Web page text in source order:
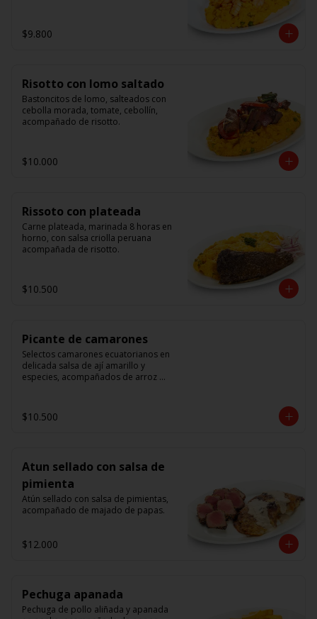
$9.800
Risotto con lomo saltado
Bastoncitos de lomo, salteados con
cebolla morada, tomate, cebollín,
acompañado de risotto.
$10.000
Rissoto con plateada
Carne plateada, marinada 8 horas en
horno, con salsa criolla peruana
acompañada de risotto.
$10.500
Picante de camarones
Selectos camarones ecuatorianos en
delicada salsa de ají amarillo y
especies, acompañados de arroz
$10.500
Atun sellado con salsa de
pimienta
Atún sellado con salsa de pimientas,
acompañado de majado de papas.
$12.000
Pechuga apanada
Pechuga de pollo aliñada y apanada